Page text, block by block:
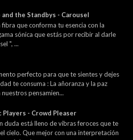
the Standbys - Carousel
fibra que conforma tu esencia con la
sónica que estás por recibir al darle
", ...
perfecto para que te sientes y dejes
te consuma : La añoranza y la paz
pensamien...
Players - Crowd Pleaser
duda está lleno de vibras feroces que te
cielo. Que mejor con una interpretación